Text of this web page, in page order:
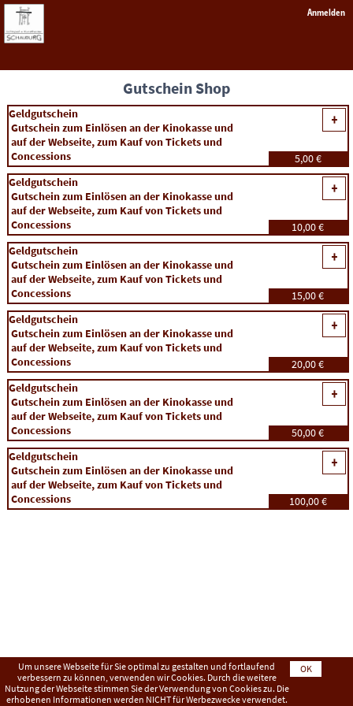
Anmelden
Gutschein Shop
Geldgutschein
Gutschein zum Einlösen an der Kinokasse und
auf der Webseite, zum Kauf von Tickets und
Concessions
5,00 €
Geldgutschein
Gutschein zum Einlösen an der Kinokasse und
auf der Webseite, zum Kauf von Tickets und
Concessions
10,00 €
Geldgutschein
Gutschein zum Einlösen an der Kinokasse und
auf der Webseite, zum Kauf von Tickets und
Concessions
15,00 €
Geldgutschein
Gutschein zum Einlösen an der Kinokasse und
auf der Webseite, zum Kauf von Tickets und
Concessions
20,00 €
Geldgutschein
Gutschein zum Einlösen an der Kinokasse und
auf der Webseite, zum Kauf von Tickets und
Concessions
50,00 €
Geldgutschein
Gutschein zum Einlösen an der Kinokasse und
auf der Webseite, zum Kauf von Tickets und
Concessions
100,00 €
Um unsere Webseite für Sie optimal zu gestalten und fortlaufend
verbessern zu können, verwenden wir Cookies. Durch die weitere
Nutzung der Webseite stimmen Sie der Verwendung von Cookies zu. Die
erhobenen Informationen werden NICHT für Werbezwecke verwendet.
OK
Impressum AGB Datenschutzerklärung